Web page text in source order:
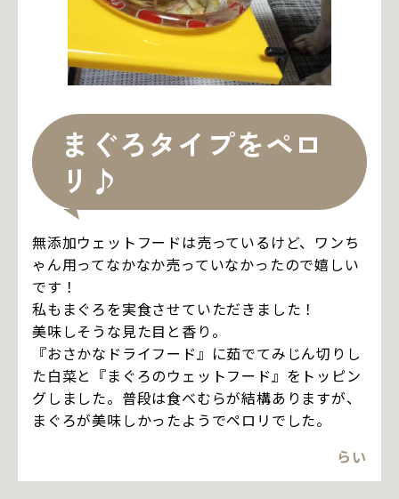
まぐろタイプをペロ
リ♪
無添加ウェットフードは売っているけど、ワンち
ゃん用ってなかなか売っていなかったので嬉しい
です！
私もまぐろを実食させていただきました！
美味しそうな見た目と香り。
『おさかなドライフード』に茹でてみじん切りし
た白菜と『まぐろのウェットフード』をトッピン
グしました。普段は食べむらが結構ありますが、
まぐろが美味しかったようでペロリでした。
らい